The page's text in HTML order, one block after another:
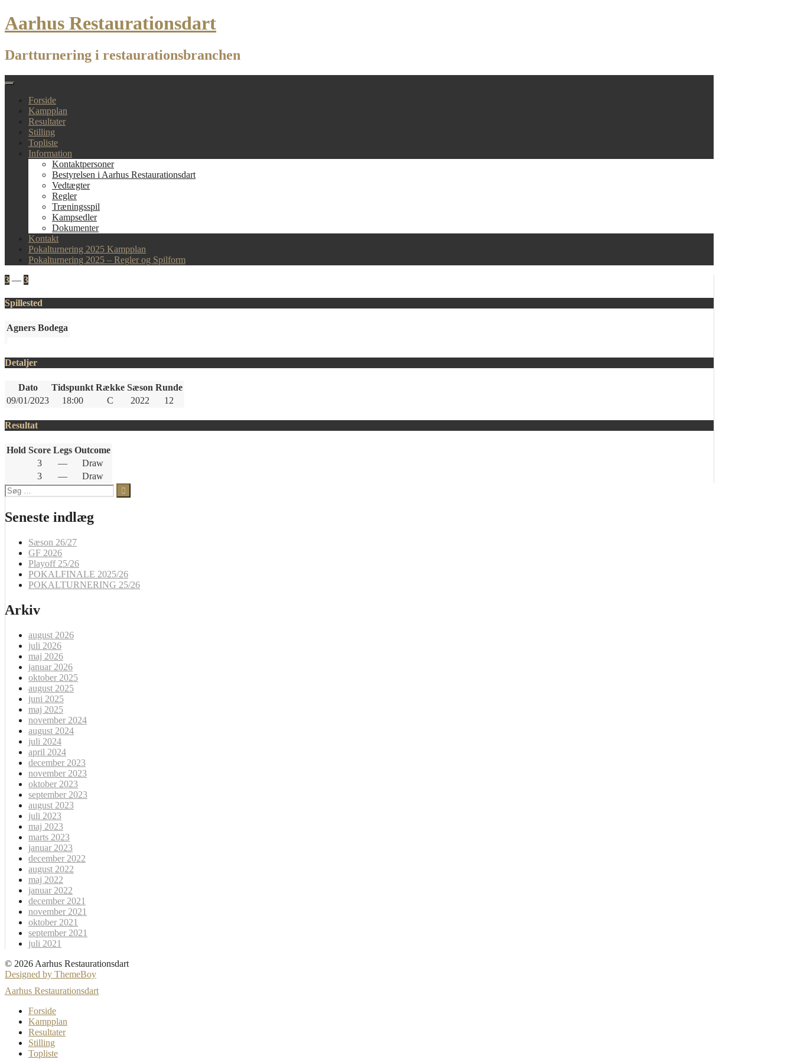
Skip
to
Aarhus Restaurationsdart
Dartturnering i restaurationsbranchen
Forside
Kampplan
Resultater
Stilling
Topliste
Information
Kontaktpersoner
Bestyrelsen i Aarhus Restaurationsdart
Vedtægter
Regler
Træningsspil
Kampsedler
Dokumenter
Kontakt
Pokalturnering 2025 Kampplan
Pokalturnering 2025 – Regler og Spilform
3 — 3
Spillested
Agners Bodega
Detaljer
Dato Tidspunkt Række Sæson Runde
09/01/2023
18:00 C 2022 12
Resultat
Hold Score Legs Outcome
3
—
Draw
3
—
Draw
Søg
efter:
Seneste indlæg
Sæson 26/27
GF 2026
Playoff 25/26
POKALFINALE 2025/26
POKALTURNERING 25/26
Arkiv
august 2026
juli 2026
maj 2026
januar 2026
oktober 2025
august 2025
juni 2025
maj 2025
november 2024
august 2024
juli 2024
april 2024
december 2023
november 2023
oktober 2023
september 2023
august 2023
juli 2023
maj 2023
marts 2023
januar 2023
december 2022
august 2022
maj 2022
januar 2022
december 2021
november 2021
oktober 2021
september 2021
juli 2021
© 2026 Aarhus Restaurationsdart
Designed by ThemeBoy
Aarhus Restaurationsdart
Forside
Kampplan
Resultater
Stilling
Topliste